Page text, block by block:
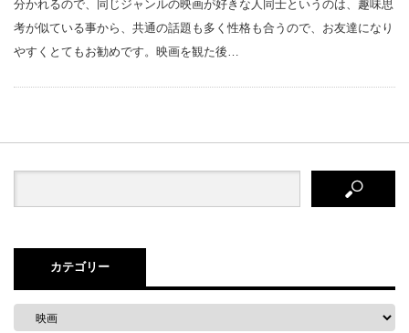
分かれるので、同じジャンルの映画が好きな人同士というのは、趣味思
考が似ている事から、共通の話題も多く性格も合うので、お友達になり
やすくとてもお勧めです。映画を観た後…
カテゴリー